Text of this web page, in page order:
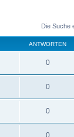
Die Suche
ANTWORTEN
0
0
0
0